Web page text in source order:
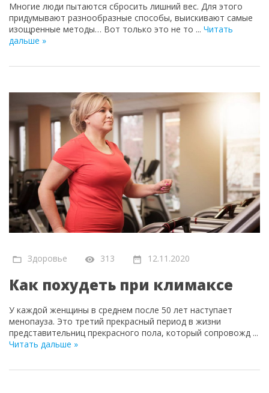
Многие люди пытаются сбросить лишний вес. Для этого
придумывают разнообразные способы, выискивают самые
изощренные методы… Вот только это не то ... Читать
дальше »
Здоровье 313 12.11.2020
Как похудеть при климаксе
У каждой женщины в среднем после 50 лет наступает
менопауза. Это третий прекрасный период в жизни
представительниц прекрасного пола, который сопровожд ...
Читать дальше »